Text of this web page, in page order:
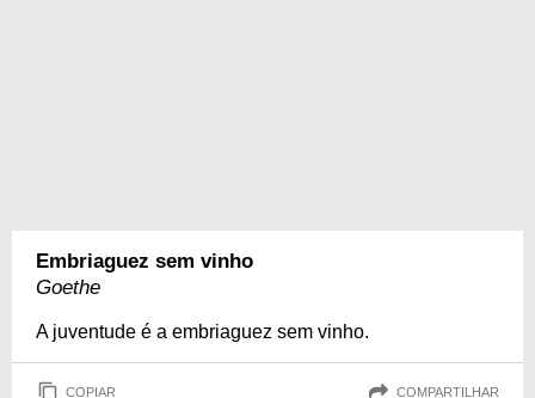
Embriaguez sem vinho
Goethe
A juventude é a embriaguez sem vinho.
COPIAR COMPARTILHAR